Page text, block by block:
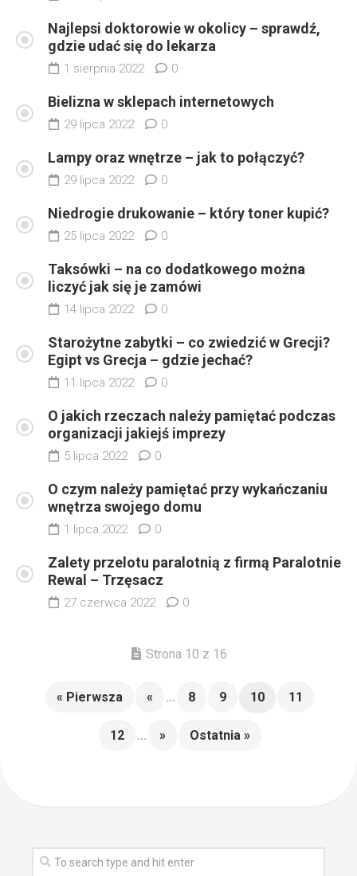
Najlepsi doktorowie w okolicy – sprawdź,
gdzie udać się do lekarza
1 sierpnia 2022 0
Bielizna w sklepach internetowych
29 lipca 2022 0
Lampy oraz wnętrze – jak to połączyć?
29 lipca 2022 0
Niedrogie drukowanie – który toner kupić?
25 lipca 2022 0
Taksówki – na co dodatkowego można
liczyć jak się je zamówi
14 lipca 2022 0
Starożytne zabytki – co zwiedzić w Grecji?
Egipt vs Grecja – gdzie jechać?
11 lipca 2022 0
O jakich rzeczach należy pamiętać podczas
organizacji jakiejś imprezy
5 lipca 2022 0
O czym należy pamiętać przy wykańczaniu
wnętrza swojego domu
1 lipca 2022 0
Zalety przelotu paralotnią z firmą Paralotnie
Rewal – Trzęsacz
27 czerwca 2022 0
Strona 10 z 16
« Pierwsza « ... 8 9 10 11
12 ... » Ostatnia »